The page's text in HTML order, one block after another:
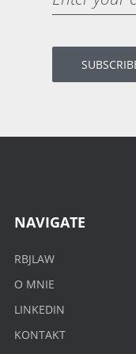
NAVIGATE
RBJLAW
O MNIE
LINKEDIN
KONTAKT